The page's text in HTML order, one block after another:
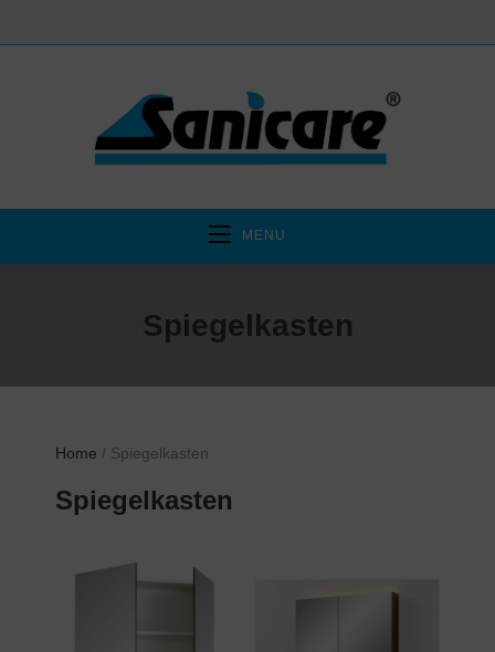
MENU
Spiegelkasten
Home / Spiegelkasten
Spiegelkasten